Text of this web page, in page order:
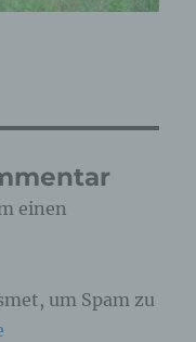
einen
um Spam zu